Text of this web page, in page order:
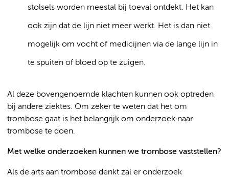
stolsels worden meestal bij toeval ontdekt. Het kan
ook zijn dat de lijn niet meer werkt. Het is dan niet
mogelijk om vocht of medicijnen via de lange lijn in
te spuiten of bloed op te zuigen.
Al deze bovengenoemde klachten kunnen ook optreden
bij andere ziektes. Om zeker te weten dat het om
trombose gaat is het belangrijk om onderzoek naar
trombose te doen.
Met welke onderzoeken kunnen we trombose vaststellen?
Als de arts aan trombose denkt zal er onderzoek